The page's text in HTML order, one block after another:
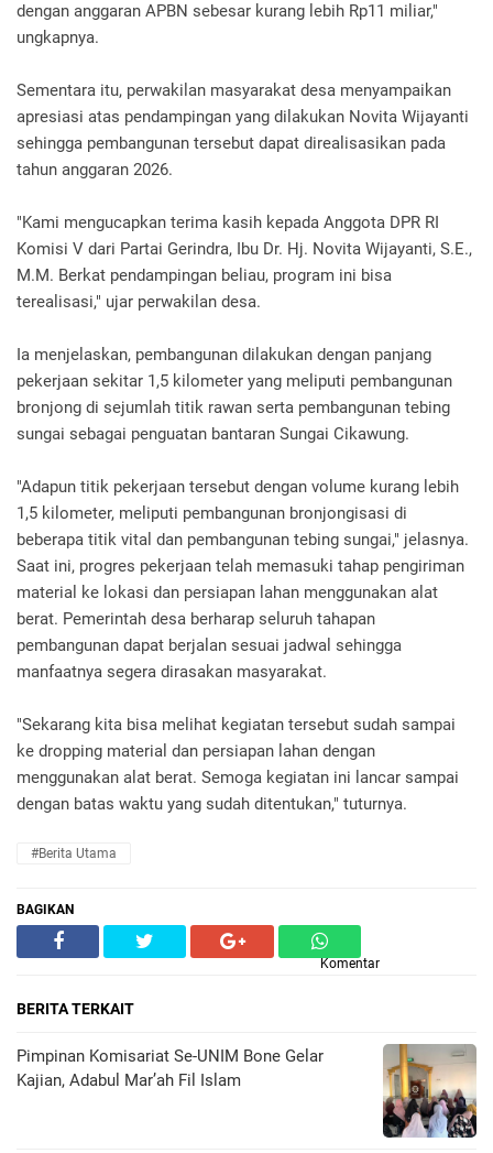
dengan anggaran APBN sebesar kurang lebih Rp11 miliar,"
ungkapnya.
Sementara itu, perwakilan masyarakat desa menyampaikan
apresiasi atas pendampingan yang dilakukan Novita Wijayanti
sehingga pembangunan tersebut dapat direalisasikan pada
tahun anggaran 2026.
"Kami mengucapkan terima kasih kepada Anggota DPR RI
Komisi V dari Partai Gerindra, Ibu Dr. Hj. Novita Wijayanti, S.E.,
M.M. Berkat pendampingan beliau, program ini bisa
terealisasi," ujar perwakilan desa.
Ia menjelaskan, pembangunan dilakukan dengan panjang
pekerjaan sekitar 1,5 kilometer yang meliputi pembangunan
bronjong di sejumlah titik rawan serta pembangunan tebing
sungai sebagai penguatan bantaran Sungai Cikawung.
"Adapun titik pekerjaan tersebut dengan volume kurang lebih
1,5 kilometer, meliputi pembangunan bronjongisasi di
beberapa titik vital dan pembangunan tebing sungai," jelasnya.
Saat ini, progres pekerjaan telah memasuki tahap pengiriman
material ke lokasi dan persiapan lahan menggunakan alat
berat. Pemerintah desa berharap seluruh tahapan
pembangunan dapat berjalan sesuai jadwal sehingga
manfaatnya segera dirasakan masyarakat.
"Sekarang kita bisa melihat kegiatan tersebut sudah sampai
ke dropping material dan persiapan lahan dengan
menggunakan alat berat. Semoga kegiatan ini lancar sampai
dengan batas waktu yang sudah ditentukan," tuturnya.
#Berita Utama
BAGIKAN
Komentar
BERITA TERKAIT
Pimpinan Komisariat Se-UNIM Bone Gelar
Kajian, Adabul Mar’ah Fil Islam